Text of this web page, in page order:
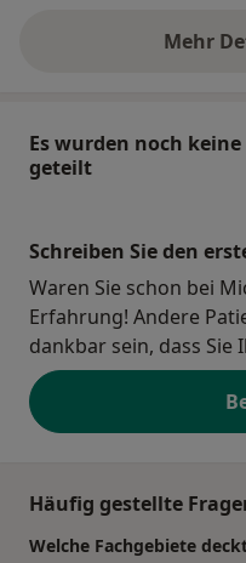
Mehr
Es wurden noch
geteilt
Schreiben Sie den
Waren Sie schon bei
Erfahrung! Andere
dankbar sein, dass
Häufig gestellte
Welche Fachgebiete